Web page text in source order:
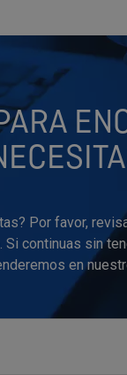
Por favor,
continuas sin
en